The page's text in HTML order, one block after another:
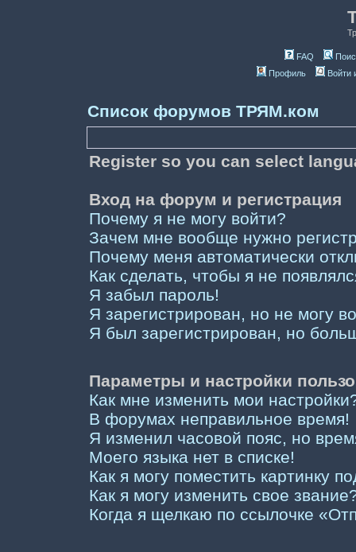
FAQ
Профиль
Войти
Список форумов ТРЯМ.ком
Register so you can select
Вход на форум и регистрация
Почему я не могу войти?
Зачем мне вообще нужно
Почему меня автоматически
Как сделать, чтобы я не
Я забыл пароль!
Я зарегистрирован, но не могу
Я был зарегистрирован, но
Параметры и настройки
Как мне изменить мои
В форумах неправильное время!
Я изменил часовой пояс, но
Моего языка нет в списке!
Как я могу поместить картинку
Как я могу изменить свое
Когда я щелкаю по ссылочке